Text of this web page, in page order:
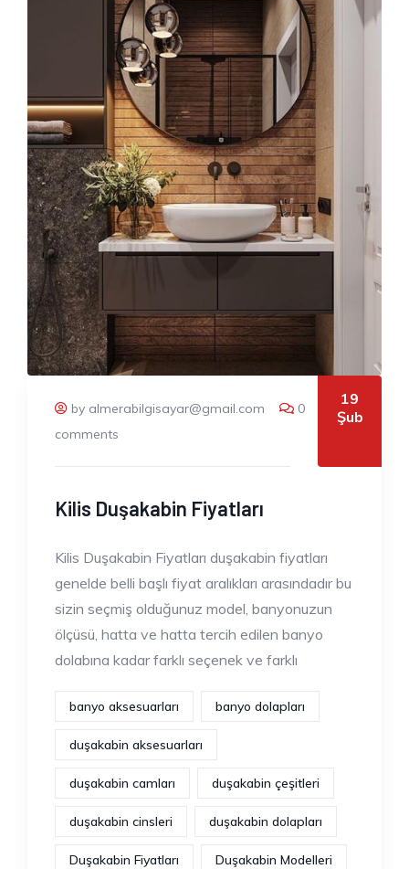
by almerabilgisayar@gmail.com
0
comments
19
Şub
Kilis Duşakabin Fiyatları
Kilis Duşakabin Fiyatları duşakabin fiyatları
genelde belli başlı fiyat aralıkları arasındadır bu
sizin seçmiş olduğunuz model, banyonuzun
ölçüsü, hatta ve hatta tercih edilen banyo
dolabına kadar farklı seçenek ve farklı
banyo aksesuarları banyo dolapları
duşakabin aksesuarları
duşakabin camları duşakabin çeşitleri
duşakabin cinsleri duşakabin dolapları
Duşakabin Fiyatları Duşakabin Modelleri